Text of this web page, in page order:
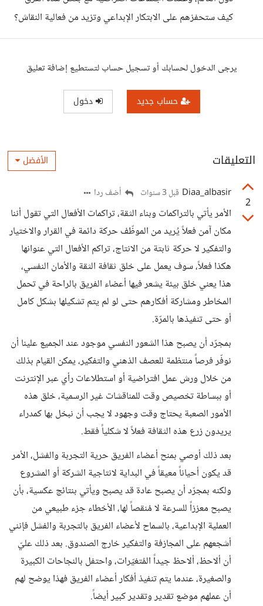
كيف ستحفزهم على الابتكار الإبداعي وتزيد من فعالية النقاش؟
يرجى الدخول لحسابك أو تسجيل حساب لتستطيع إضافة تعليق
حساب جديد دخول
التعليقات الأفضل
2
Diaa_albasir قبل 3 سنوات أضف ردا
الأمر يأتي بالتراكمات وبناء الثقة، تراكمات الأفعال التي تقول أننا
مكان آمن فعلاً يُريد من الموظّف حركة دائمة في القرار والاختيار
والتفكير لا حركة ثابتة من الانتاج، تراكم الأفعال التي عنوانها
هكذا فعلاً، سوف يعمل على خلق ثقافة الثقة والأمان النفسي،
هذا يعني خلق بيئة يشعر فيها أعضاء الفريق بالراحة في تحمل
المخاطر ومشاركة أفكارهم حتى لو لم يتم تشكيلها بشكل كامل
أو حتى تنفيذها بالمرّة.
بمجرّد أن يصبح هذا الشعور النفسي موجود عند الجميع علينا أن
نوفّر فرصاً منتظمة للعصف الذهني والتفكير، يمكن القيام بذلك
من خلال ورش عمل افتراضية أو استطلاعات رأي عبر الإنترنت
أو ببساطة تخصيص وقت للمناقشات غير الرسمية، خلق هذه
الأمور الصعبة يحتاج وقت وجهود لا يجب أن نبخل بها كمدراء
يريدون زرع هذه الثقافة فعلاً لا شكلياً فقط.
بعد ذلك أوصي بمنح أعضاء الفريق حرية التجربة والفشل، الأمر
قد يكون أحياناً معيقاً في البداية لانتاجية الشركة أو المشروع
ولكنه بمجرّد أن يصبح عادة قد يصبح ويأتي بنتائج عكسية، بأن
يصبح معززاً للسرعة لا مُنقصاً لها، الأخطاء جزء طبيعي من
العملية الإبداعية، بالسماح لأعضاء الفريق بالتجربة والفشل فإنني
أشجعهم على المجازفة والتفكير خارج الصندوق. بعد ذلك عليّ
أن ألاحظ، ألاحظ جيداً المُتغيّرات، واحتفل بالنجاحات الكبيرة
والصغيرة، عندما يتم تنفيذ أفكار أعضاء الفريق فهذا يوضح لهم
أن عملهم موضع تقدير وتقدير كبير أيضاً.